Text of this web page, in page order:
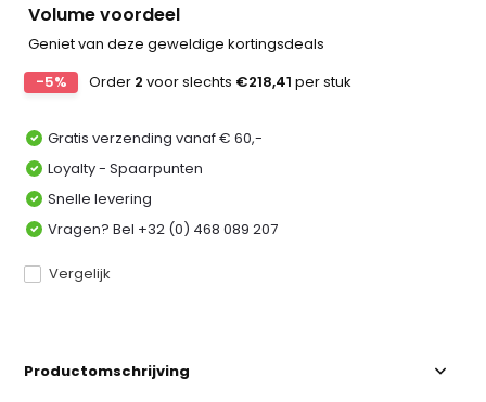
Volume voordeel
Geniet van deze geweldige kortingsdeals
-5%
Order 2 voor slechts €218,41 per stuk
Gratis verzending vanaf € 60,-
Loyalty - Spaarpunten
Snelle levering
Vragen? Bel +32 (0) 468 089 207
Vergelijk
Productomschrijving